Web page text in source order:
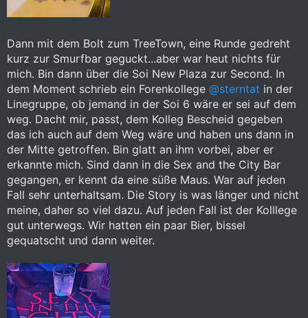
Dann mit dem Bolt zum TreeTown, eine Runde gedreht
kurz zur Smurfbar geguckt...aber war heut nichts für
mich. Bin dann über die Soi New Plaza zur Second. In
dem Moment schrieb ein Forenkollege @sterntat in der
Linegruppe, ob jemand in der Soi 6 wäre er sei auf dem
weg. Dacht mir, passt, dem Kolleg Bescheid gegeben
das ich auch auf dem Weg wäre und haben uns dann in
der Mitte getroffen. Bin glatt an ihm vorbei, aber er
erkannte mich. Sind dann in die Sex and the City Bar
gegangen, er kennt da eine süße Maus. War auf jeden
Fall sehr unterhaltsam. Die Story is was länger und nicht
meine, daher so viel dazu. Auf jeden Fall ist der Kolllege
gut unterwegs. Wir hatten ein paar Bier, bissel
gequatscht und dann weiter.